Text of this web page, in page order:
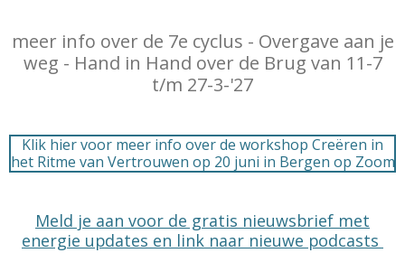
a
y
t
e
t
t
g
s
meer info over de 7e cyclus - Overgave aan je
weg - Hand in Hand over de Brug van 11-7
t/m 27-3-'27
Klik hier voor meer info over de workshop Creëren in
het Ritme van Vertrouwen op 20 juni in Bergen op Zoom
Meld je aan voor de gratis nieuwsbrief met
energie updates en link naar nieuwe podcasts